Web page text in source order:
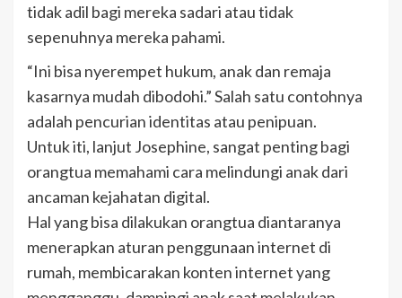
tidak adil bagi mereka sadari atau tidak
sepenuhnya mereka pahami.
“Ini bisa nyerempet hukum, anak dan remaja
kasarnya mudah dibodohi.” Salah satu contohnya
adalah pencurian identitas atau penipuan.
Untuk iti, lanjut Josephine, sangat penting bagi
orangtua memahami cara melindungi anak dari
ancaman kejahatan digital.
Hal yang bisa dilakukan orangtua diantaranya
menerapkan aturan penggunaan internet di
rumah, membicarakan konten internet yang